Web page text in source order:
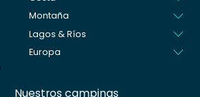
Montaña
Lagos & Ríos
Europa
Nuestros campings